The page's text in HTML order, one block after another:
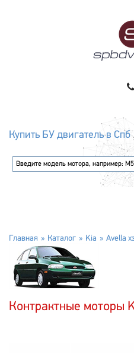
Купить БУ двигатель в Спб
Главная Каталог Kia Avella
Контрактные моторы